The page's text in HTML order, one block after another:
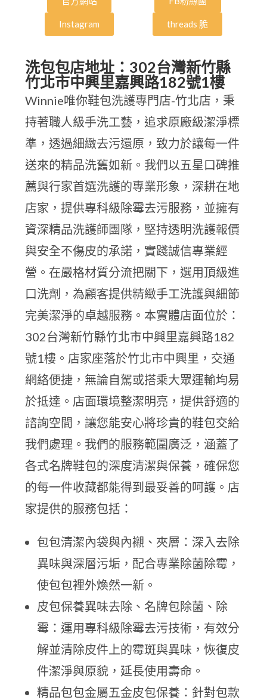
Instagram threads 脆
洗包包店地址：302台灣新竹縣
竹北市中興里嘉興路182號1樓
Winnie唯你鞋包洗護專門店-竹北店，秉
持著職人級手洗工藝，追求原廠級潔淨標
準，透過細緻去污還原，致力於讓每一件
送來的精品洗舊如新。我們以五星口碑推
薦與行家首選洗護的專業形象，深耕在地
店家，提供專科級除霉去污服務，並擁有
資深精品洗護師團隊，堅持透明洗護報價
與安全不傷皮的承諾，實踐誠信專業經
營。在嚴格材質分流把關下，選用頂級進
口洗劑，為顧客提供精緻手工洗護與細節
完美潔淨的卓越服務。本實體店面位於：
302台灣新竹縣竹北市中興里嘉興路182
號1樓。店家座落於竹北市中興里，交通
網絡便捷，無論自駕或搭乘大眾運輸均易
於抵達。店面環境整潔明亮，提供舒適的
諮詢空間，讓您能安心將珍貴的鞋包交給
我們處理。我們的服務範圍廣泛，涵蓋了
各式名牌鞋包的深度清潔與保養，確保您
的每一件收藏都能得到最妥善的呵護。店
家提供的服務包括：
包包清潔內袋與內襯、夾層：深入去除
異味與深層污垢，配合專業除菌除霉，
使包包裡外煥然一新。
皮包保養異味去除、名牌包除菌、除
霉：運用專科級除霉去污技術，有效分
解並清除皮件上的霉斑與異味，恢復皮
件潔淨與原貌，延長使用壽命。
精品包包金屬五金皮包保養：針對包款